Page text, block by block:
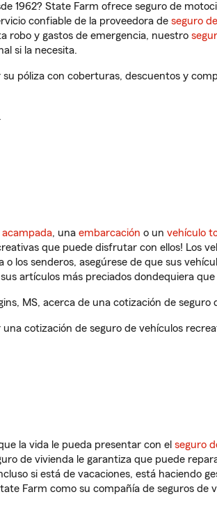
1962? State Farm ofrece seguro de
confiable de la proveedora de seguro
robo y gastos de emergencia, nuestro
si la necesita.
póliza con coberturas, descuentos y
, una embarcación o un vehículo
que puede disfrutar con ellos! Los
los senderos, asegúrese de que sus
artículos más preciados dondequiera que
MS, acerca de una cotización de seguro
cotización de seguro de vehículos
la vida le pueda presentar con el seguro
de vivienda le garantiza que puede
si está de vacaciones, está haciendo
Farm como su compañía de seguros de